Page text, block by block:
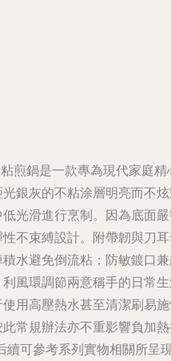
煎鍋是一款專為現代家庭
銀灰的不粘涂層明亮而不
光滑進行烹制。因為底面
不束縛設計。附帶韌與刀
水避免倒流粘；防敏鍍口
風環調節兩意稱手的日常
用高壓熱水甚至清潔刷易
常規辦法亦不重影響負加
續可參考系列實物相關所